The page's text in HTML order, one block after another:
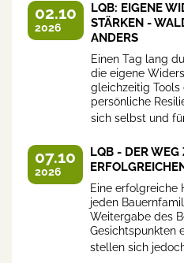
02.10
2026
LQB: EIGENE
STÄRKEN -
ANDERS
Einen Tag lang
die eigene
gleichzeitig Tools
persönliche
sich selbst und
07.10
2026
LQB - DER WEG
Eine erfolgreiche
jeden
Weitergabe des
Gesichtspunkten
stellen sich